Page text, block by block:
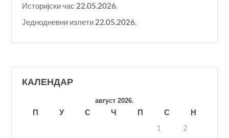
Историјски час 22.05.2026.
Једнодневни излети 22.05.2026.
КАЛЕНДАР
август 2026.
П У С Ч П С
Н
1
2